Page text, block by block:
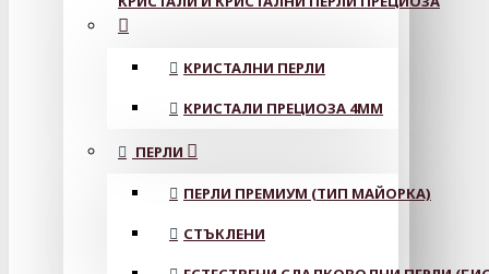
КРИСТАЛНИ ПЕРЛИ
КРИСТАЛИ ПРЕЦИОЗА 4ММ
ПЕРЛИ
ПЕРЛИ ПРЕМИУМ (ТИП МАЙОРКА)
СТЪКЛЕНИ